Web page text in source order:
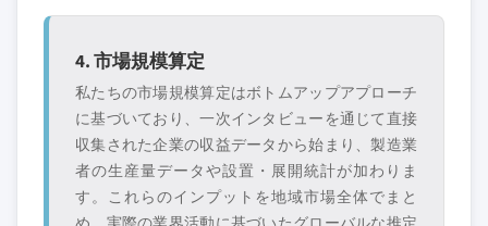
4. 市場規模算定
私たちの市場規模算定はボトムアップアプローチ
に基づいており、一次インタビューを通じて直接
収集された企業の収益データから始まり、製造業
者の生産量データや設置・展開統計が加わりま
す。これらのインプットを地域市場全体でまと